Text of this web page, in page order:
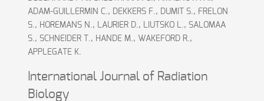
ADAM-GUILLERMIN C., DEKKERS F., DUMIT S., FRELON
S., HOREMANS N., LAURIER D., LIUTSKO L., SALOMAA
S., SCHNEIDER T., HANDE M., WAKEFORD R.,
APPLEGATE K.
International Journal of Radiation
Biology